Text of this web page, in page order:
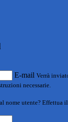
E-mail Verrà
necessarie.
nome utente? Effettua